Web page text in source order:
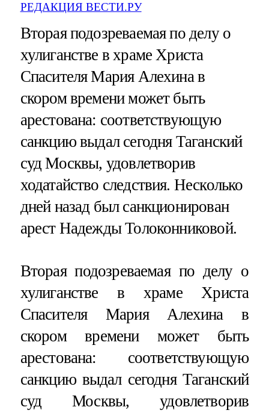
РЕДАКЦИЯ ВЕСТИ.РУ
Вторая подозреваемая по делу о
хулиганстве в храме Христа
Спасителя Мария Алехина в
скором времени может быть
арестована: соответствующую
санкцию выдал сегодня Таганский
суд Москвы, удовлетворив
ходатайство следствия. Несколько
дней назад был санкционирован
арест Надежды Толоконниковой.
Вторая подозреваемая по делу о
хулиганстве в храме Христа
Спасителя Мария Алехина в
скором времени может быть
арестована: соответствующую
санкцию выдал сегодня Таганский
суд Москвы, удовлетворив